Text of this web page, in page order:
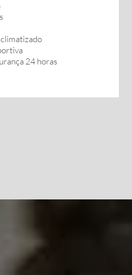
climatizado
24 horas